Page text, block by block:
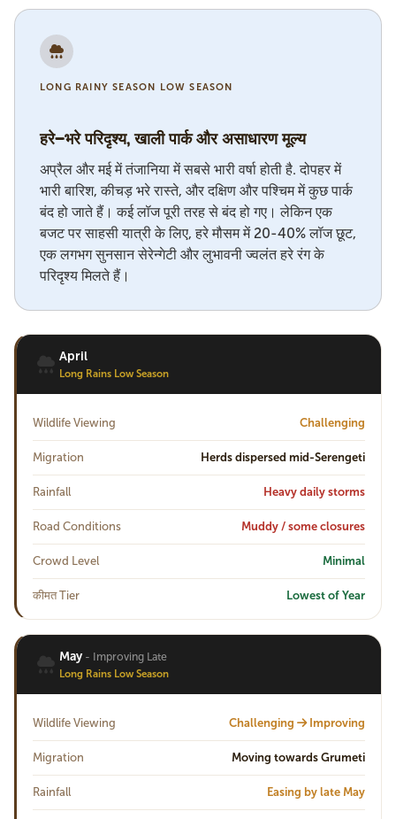
LONG RAINY SEASON LOW SEASON
हरे-भरे परिदृश्य, खाली पार्क और असाधारण मूल्य
अप्रैल और मई में तंजानिया में सबसे भारी वर्षा होती है. दोपहर में
भारी बारिश, कीचड़ भरे रास्ते, और दक्षिण और पश्चिम में कुछ पार्क
बंद हो जाते हैं। कई लॉज पूरी तरह से बंद हो गए। लेकिन एक
बजट पर साहसी यात्री के लिए, हरे मौसम में 20-40% लॉज छूट,
एक लगभग सुनसान सेरेन्गेटी और लुभावनी ज्वलंत हरे रंग के
परिदृश्य मिलते हैं।
April
Long Rains Low Season
Wildlife Viewing Challenging
Migration Herds dispersed mid-Serengeti
Rainfall Heavy daily storms
Road Conditions Muddy / some closures
Crowd Level Minimal
कीमत Tier Lowest of Year
May - Improving Late
Long Rains Low Season
Wildlife Viewing Challenging Improving
Migration Moving towards Grumeti
Rainfall Easing by late May